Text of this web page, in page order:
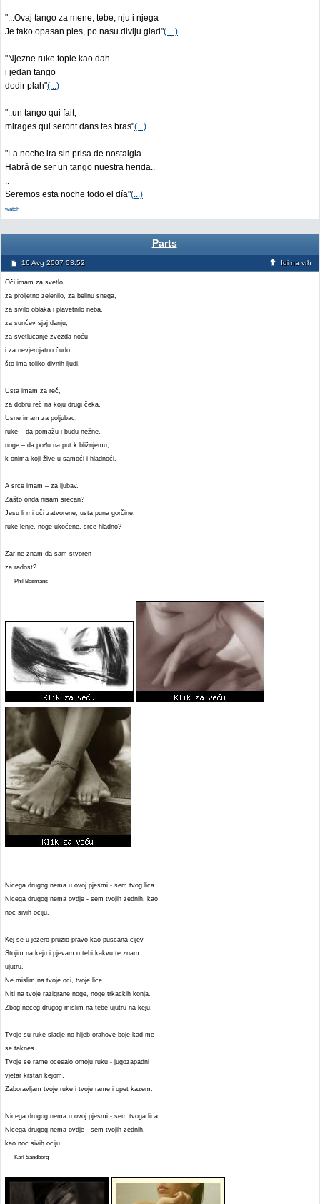
"...Ovaj tango za mene, tebe, nju i njega
Je tako opasan ples, po nasu divlju glad"(…)
"Njezne ruke tople kao dah
i jedan tango
dodir plah"(...)
"..un tango qui fait,
mirages qui seront dans tes bras"(...)
"La noche ira sin prisa de nostalgia
Habrá de ser un tango nuestra herida..
..
Seremos esta noche todo el día"(...)
watch
Parts
16 Avg 2007 03:52 Idi na vrh
Oči imam za svetlo,
za proljetno zelenilo, za belinu snega,
za sivilo oblaka i plavetnilo neba,
za sunčev sjaj danju,
za svetlucanje zvezda noću
i za nevjerojatno čudo
što ima toliko divnih ljudi.
Usta imam za reč,
za dobru reč na koju drugi čeka.
Usne imam za poljubac,
ruke – da pomažu i budu nežne,
noge – da pođu na put k bližnjemu,
k onima koji žive u samoći i hladnoći.
A srce imam – za ljubav.
Zašto onda nisam srecan?
Jesu li mi oči zatvorene, usta puna gorčine,
ruke lenje, noge ukočene, srce hladno?
Zar ne znam da sam stvoren
za radost?
Phil Bosmans
Nicega drugog nema u ovoj pjesmi - sem tvog lica.
Nicega drugog nema ovdje - sem tvojih zednih, kao
noc sivih ociju.
Kej se u jezero pruzio pravo kao puscana cijev
Stojim na keju i pjevam o tebi kakvu te znam
ujutru.
Ne mislim na tvoje oci, tvoje lice.
Niti na tvoje razigrane noge, noge trkackih konja.
Zbog neceg drugog mislim na tebe ujutru na keju.
Tvoje su ruke sladje no hljeb orahove boje kad me
se taknes.
Tvoje se rame ocesalo omoju ruku - jugozapadni
vjetar krstari kejom.
Zaboravljam tvoje ruke i tvoje rame i opet kazem:
Nicega drugog nema u ovoj pjesmi - sem tvoga lica.
Nicega drugog nema ovdje - sem tvojih zednih,
kao noc sivih ociju.
Karl Sandberg